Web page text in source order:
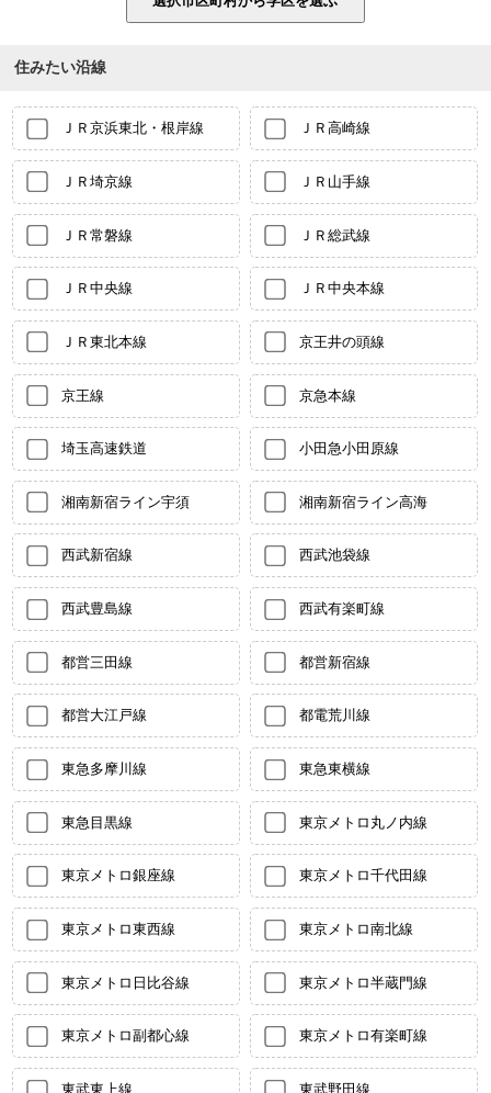
住みたい沿線
ＪＲ京浜東北・根岸線 ＪＲ高崎線
ＪＲ埼京線 ＪＲ山手線
ＪＲ常磐線 ＪＲ総武線
ＪＲ中央線 ＪＲ中央本線
ＪＲ東北本線 京王井の頭線
京王線 京急本線
埼玉高速鉄道 小田急小田原線
湘南新宿ライン宇須 湘南新宿ライン高海
西武新宿線 西武池袋線
西武豊島線 西武有楽町線
都営三田線 都営新宿線
都営大江戸線 都電荒川線
東急多摩川線 東急東横線
東急目黒線 東京メトロ丸ノ内線
東京メトロ銀座線 東京メトロ千代田線
東京メトロ東西線 東京メトロ南北線
東京メトロ日比谷線 東京メトロ半蔵門線
東京メトロ副都心線 東京メトロ有楽町線
東武東上線 東武野田線